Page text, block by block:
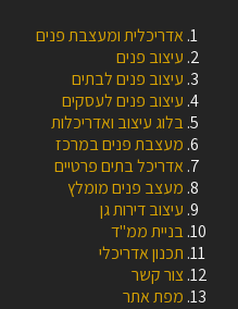
אדריכלית ומעצבת פנים
עיצוב פנים
עיצוב פנים לבתים
עיצוב פנים לעסקים
בלוג עיצוב ואדריכלות
מעצבת פנים במרכז
אדריכל בתים פרטיים
מעצב פנים מומלץ
עיצוב דירות גן
בניית ממ"ד
תכנון אדריכלי
צור קשר
מפת אתר